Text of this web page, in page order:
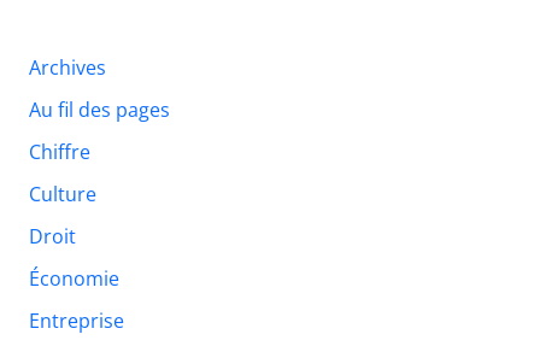
Archives
Au fil des pages
Chiffre
Culture
Droit
Économie
Entreprise